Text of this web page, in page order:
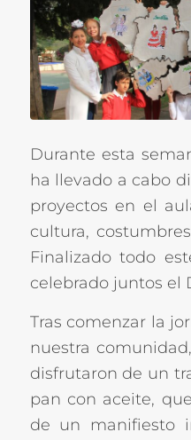
Durante esta
ha llevado a cabo
proyectos en el
cultura,
Finalizado todo
celebrado juntos el
Tras comenzar la
nuestra
disfrutaron de un
pan con aceite,
de un manifiesto